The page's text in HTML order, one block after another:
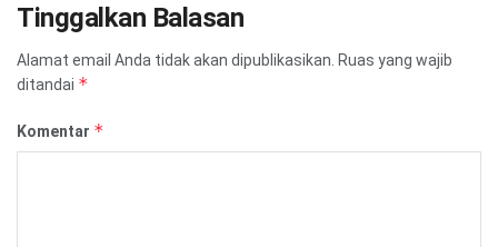
Tinggalkan Balasan
Alamat email Anda tidak akan dipublikasikan. Ruas yang wajib
ditandai *
Komentar *